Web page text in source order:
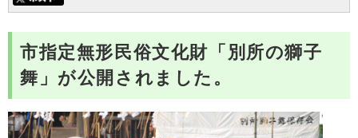
市指定無形民俗文化財「別所の獅子
舞」が公開されました。